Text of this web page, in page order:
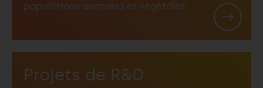
populations animales et végétales.
Projets de R&D